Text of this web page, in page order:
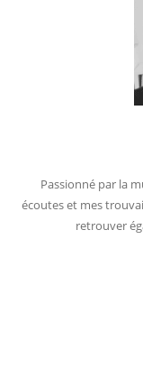
Passionné par la
écoutes et mes
retrouver